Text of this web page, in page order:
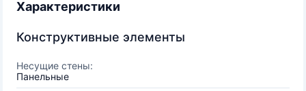
Характеристики
Конструктивные элементы
Несущие стены:
Панельные